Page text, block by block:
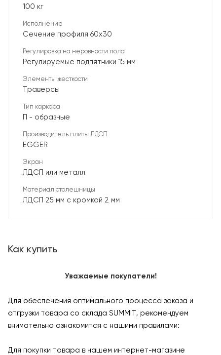
100 кг
Исполнение
Сечение профиля 60х30
Регулировка на неровности пола
Регулируемые подпятники 15 мм
Элементы жесткости
Траверсы
Тип каркаса
П - образные
Производитель плиты ЛДСП
EGGER
Экран
ЛДСП или металл
Материал столешницы
ЛДСП 25 мм с кромкой 2 мм
Как купить
Уважаемые покупатели!
Для обеспечения оптимального процесса заказа и
отгрузки товара со склада SUMMIT, рекомендуем
внимательно ознакомится с нашими правилами:
Для покупки товара в нашем интернет-магазине